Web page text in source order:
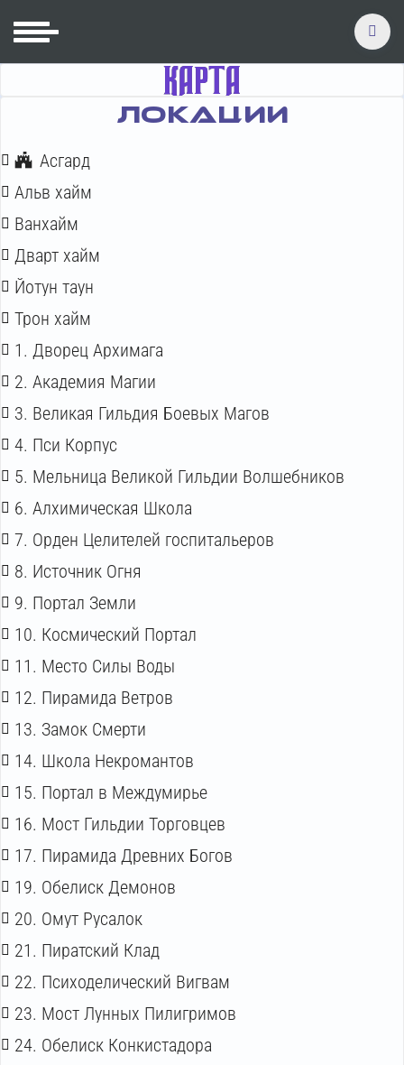
КАРТА
ЛОКАЦИИ
Асгард
Альв хайм
Ванхайм
Дварт хайм
Йотун таун
Трон хайм
1. Дворец Архимага
2. Академия Магии
3. Великая Гильдия Боевых Магов
4. Пси Корпус
5. Мельница Великой Гильдии Волшебников
6. Алхимическая Школа
7. Орден Целителей госпитальеров
8. Источник Огня
9. Портал Земли
10. Космический Портал
11. Место Силы Воды
12. Пирамида Ветров
13. Замок Смерти
14. Школа Некромантов
15. Портал в Междумирье
16. Мост Гильдии Торговцев
17. Пирамида Древних Богов
19. Обелиск Демонов
20. Омут Русалок
21. Пиратский Клад
22. Психоделический Вигвам
23. Мост Лунных Пилигримов
24. Обелиск Конкистадора